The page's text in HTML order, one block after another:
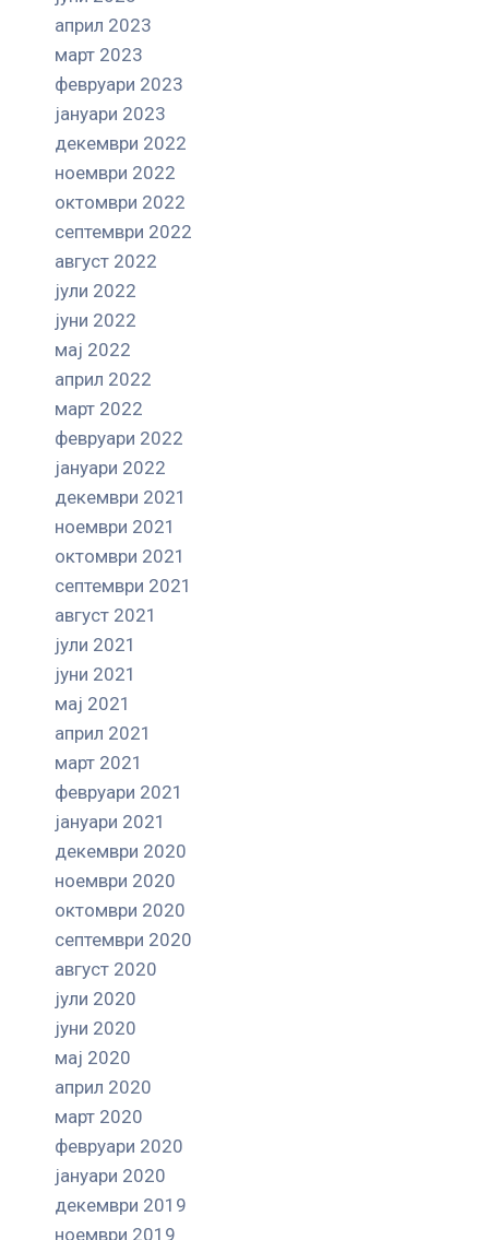
април 2023
март 2023
февруари 2023
јануари 2023
декември 2022
ноември 2022
октомври 2022
септември 2022
август 2022
јули 2022
јуни 2022
мај 2022
април 2022
март 2022
февруари 2022
јануари 2022
декември 2021
ноември 2021
октомври 2021
септември 2021
август 2021
јули 2021
јуни 2021
мај 2021
април 2021
март 2021
февруари 2021
јануари 2021
декември 2020
ноември 2020
октомври 2020
септември 2020
август 2020
јули 2020
јуни 2020
мај 2020
април 2020
март 2020
февруари 2020
јануари 2020
декември 2019
ноември 2019